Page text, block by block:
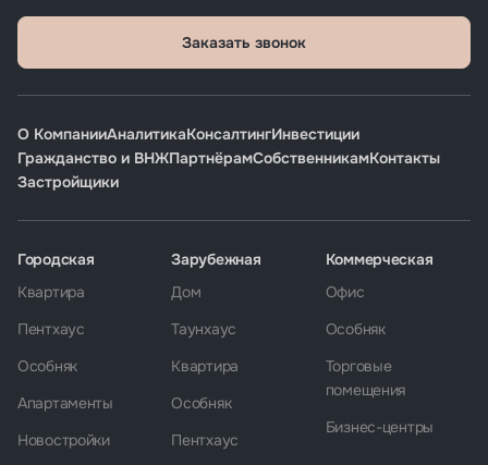
Заказать звонок
О КомпанииАналитикаКонсалтингИнвестиции
Гражданство и ВНЖПартнёрамСобственникамКонтакты
Застройщики
Городская
Квартира
Пентхаус
Особняк
Апартаменты
Новостройки
Зарубежная
Дом
Таунхаус
Квартира
Особняк
Пентхаус
Коммерческая
Офис
Особняк
Торговые
помещения
Бизнес-центры